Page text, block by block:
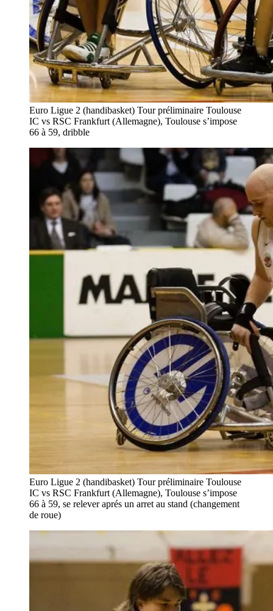
Euro Ligue 2 (handibasket) Tour préliminaire Toulouse
IC vs RSC Frankfurt (Allemagne), Toulouse s’impose
66 à 59, dribble
Euro Ligue 2 (handibasket) Tour préliminaire Toulouse
IC vs RSC Frankfurt (Allemagne), Toulouse s’impose
66 à 59, se relever aprés un arret au stand (changement
de roue)